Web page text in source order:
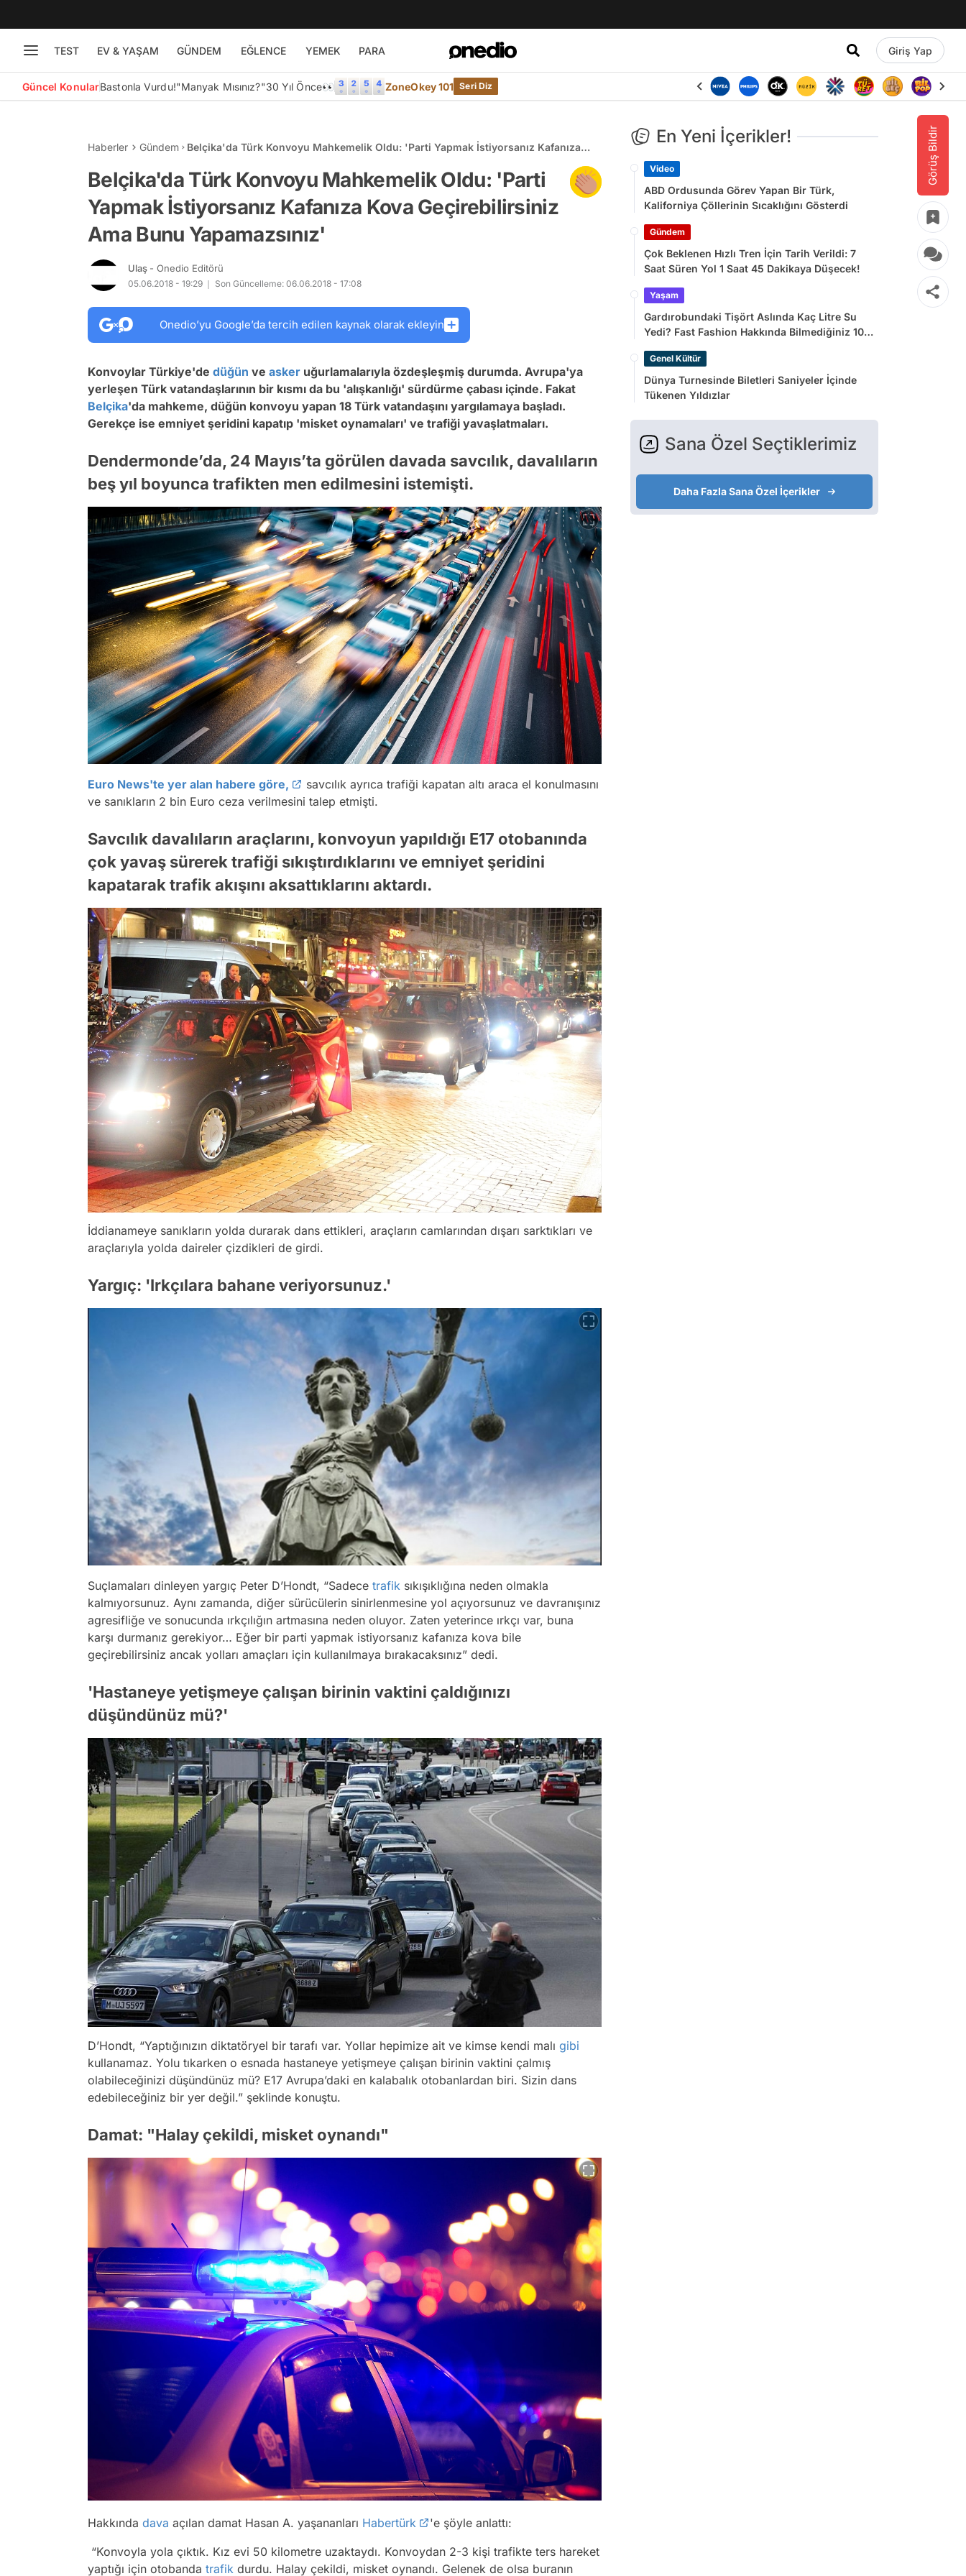
TEST EV & YAŞAM GÜNDEM EĞLENCE YEMEK PARA Giriş Yap
Güncel KonularBastonla Vurdu!"Manyak Mısınız?"30 Yıl Önce👀 ZoneOkey 101 Seri Diz
Görüş Bildir
Haberler Gündem
Belçika'da Türk Konvoyu Mahkemelik Oldu: 'Parti Yapmak İstiyorsanız Kafanıza
Belçika'da Türk Konvoyu Mahkemelik Oldu: 'Parti
Yapmak İstiyorsanız Kafanıza Kova Geçirebilirsiniz
Ama Bunu Yapamazsınız'
Ulaş - Onedio Editörü
05.06.2018 - 19:29 Son Güncelleme: 06.06.2018 - 17:08
Onedio’yu Google’da tercih edilen kaynak olarak ekleyin
Konvoylar Türkiye'de düğün ve asker uğurlamalarıyla özdeşleşmiş durumda. Avrupa'ya
yerleşen Türk vatandaşlarının bir kısmı da bu 'alışkanlığı' sürdürme çabası içinde. Fakat
Belçika'da mahkeme, düğün konvoyu yapan 18 Türk vatandaşını yargılamaya başladı.
Gerekçe ise emniyet şeridini kapatıp 'misket oynamaları' ve trafiği yavaşlatmaları.
Dendermonde’da, 24 Mayıs’ta görülen davada savcılık, davalıların
beş yıl boyunca trafikten men edilmesini istemişti.
Euro News'te yer alan habere göre,
savcılık ayrıca trafiği kapatan altı araca el konulmasını
ve sanıkların 2 bin Euro ceza verilmesini talep etmişti.
Savcılık davalıların araçlarını, konvoyun yapıldığı E17 otobanında
çok yavaş sürerek trafiği sıkıştırdıklarını ve emniyet şeridini
kapatarak trafik akışını aksattıklarını aktardı.
İddianameye sanıkların yolda durarak dans ettikleri, araçların camlarından dışarı sarktıkları ve
araçlarıyla yolda daireler çizdikleri de girdi.
Yargıç: 'Irkçılara bahane veriyorsunuz.'
Suçlamaları dinleyen yargıç Peter D’Hondt, “Sadece trafik sıkışıklığına neden olmakla
kalmıyorsunuz. Aynı zamanda, diğer sürücülerin sinirlenmesine yol açıyorsunuz ve davranışınız
agresifliğe ve sonucunda ırkçılığın artmasına neden oluyor. Zaten yeterince ırkçı var, buna
karşı durmanız gerekiyor… Eğer bir parti yapmak istiyorsanız kafanıza kova bile
geçirebilirsiniz ancak yolları amaçları için kullanılmaya bırakacaksınız” dedi.
'Hastaneye yetişmeye çalışan birinin vaktini çaldığınızı
düşündünüz mü?'
D’Hondt, “Yaptığınızın diktatöryel bir tarafı var. Yollar hepimize ait ve kimse kendi malı gibi
kullanamaz. Yolu tıkarken o esnada hastaneye yetişmeye çalışan birinin vaktini çalmış
olabileceğinizi düşündünüz mü? E17 Avrupa’daki en kalabalık otobanlardan biri. Sizin dans
edebileceğiniz bir yer değil.” şeklinde konuştu.
Damat: "Halay çekildi, misket oynandı"
Hakkında dava açılan damat Hasan A. yaşananları Habertürk
'e şöyle anlattı:
“Konvoyla yola çıktık. Kız evi 50 kilometre uzaktaydı. Konvoydan 2-3 kişi trafikte ters hareket
yaptığı için otobanda trafik durdu. Halay çekildi, misket oynandı. Gelenek de olsa buranın
En Yeni İçerikler!
Video
ABD Ordusunda Görev Yapan Bir Türk,
Kaliforniya Çöllerinin Sıcaklığını Gösterdi
Gündem
Çok Beklenen Hızlı Tren İçin Tarih Verildi: 7
Saat Süren Yol 1 Saat 45 Dakikaya Düşecek!
Yaşam
Gardırobundaki Tişört Aslında Kaç Litre Su
Yedi? Fast Fashion Hakkında Bilmediğiniz 10
Genel Kültür
Dünya Turnesinde Biletleri Saniyeler İçinde
Tükenen Yıldızlar
Sana Özel Seçtiklerimiz
Daha Fazla Sana Özel İçerikler